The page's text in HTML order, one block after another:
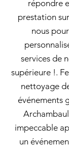
répondre
prestation
nous
services de
supérieure !.
nettoyage
événements
impeccable
un